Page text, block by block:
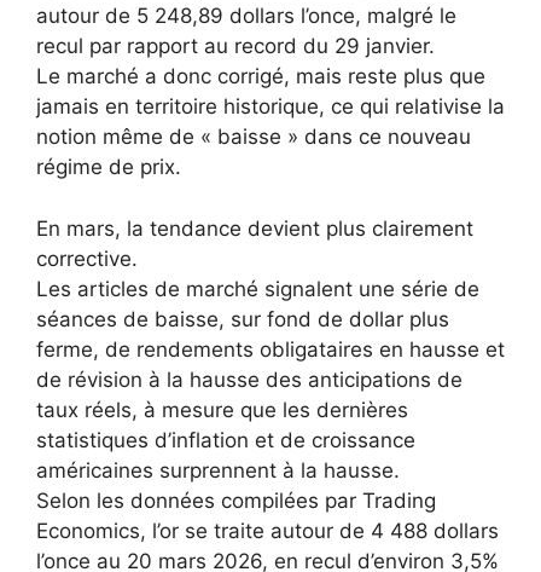
autour de 5 248,89 dollars l’once, malgré le
recul par rapport au record du 29 janvier.
Le marché a donc corrigé, mais reste plus que
jamais en territoire historique, ce qui relativise la
notion même de « baisse » dans ce nouveau
régime de prix.
En mars, la tendance devient plus clairement
corrective.
Les articles de marché signalent une série de
séances de baisse, sur fond de dollar plus
ferme, de rendements obligataires en hausse et
de révision à la hausse des anticipations de
taux réels, à mesure que les dernières
statistiques d’inflation et de croissance
américaines surprennent à la hausse.
Selon les données compilées par Trading
Economics, l’or se traite autour de 4 488 dollars
l’once au 20 mars 2026, en recul d’environ 3,5%